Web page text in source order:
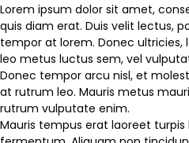
Lorem ipsum dolor sit amet,
quis diam erat. Duis velit lectus,
tempor at lorem. Donec
leo metus luctus sem, vel
Donec tempor arcu nisl, et
at rutrum leo. Mauris metus
rutrum vulputate enim.
Mauris tempus erat laoreet